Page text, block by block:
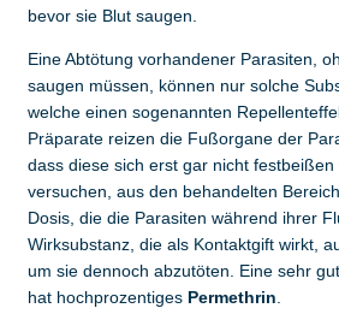
bevor sie Blut saugen.
Eine Abtötung vorhandener Parasiten,
saugen müssen, können nur solche
welche einen sogenannten
Präparate reizen die Fußorgane der
dass diese sich erst gar nicht
versuchen, aus den behandelten
Dosis, die die Parasiten während ihrer
Wirksubstanz, die als Kontaktgift wirkt,
um sie dennoch abzutöten. Eine sehr
hat hochprozentiges Permethrin